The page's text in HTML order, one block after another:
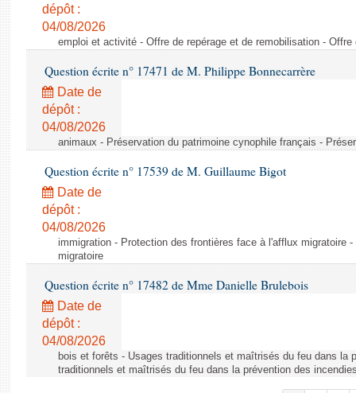
dépôt :
04/08/2026
emploi et activité - Offre de repérage et de remobilisation -
Question écrite n° 17471 de M. Philippe Bonnecarrère
Date de
dépôt :
04/08/2026
animaux - Préservation du patrimoine cynophile français -
Question écrite n° 17539 de M. Guillaume Bigot
Date de
dépôt :
04/08/2026
immigration - Protection des frontières face à l'afflux migratoire
migratoire
Question écrite n° 17482 de Mme Danielle Brulebois
Date de
dépôt :
04/08/2026
bois et forêts - Usages traditionnels et maîtrisés du feu dans la
traditionnels et maîtrisés du feu dans la prévention des